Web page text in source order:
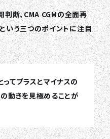
判断、CMA CGMの全面再
いう三つのポイントに注目
てプラスとマイナスの
動きを見極めることが